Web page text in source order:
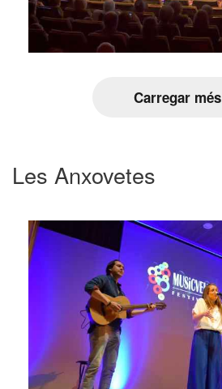
Carregar més
Les Anxovetes